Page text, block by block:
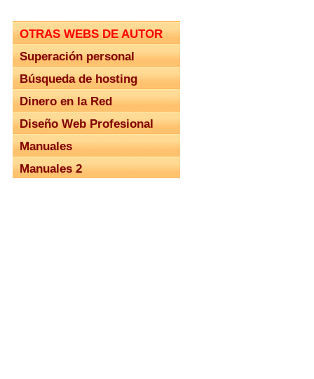
OTRAS WEBS DE AUTOR
Superación personal
Búsqueda de hosting
Dinero en la Red
Diseño Web Profesional
Manuales
Manuales 2